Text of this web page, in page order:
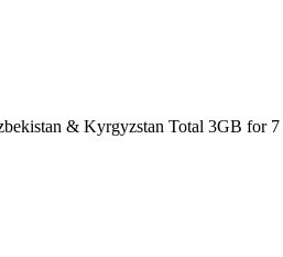
& Kyrgyzstan Total 3GB for 7